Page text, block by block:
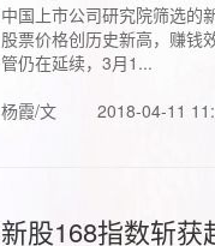
中国上市公司研究院筛选的
股票价格创历史新高，赚钱
管仍在延续，3月1...
杨霞/文
2018-04-11
新股168指数斩